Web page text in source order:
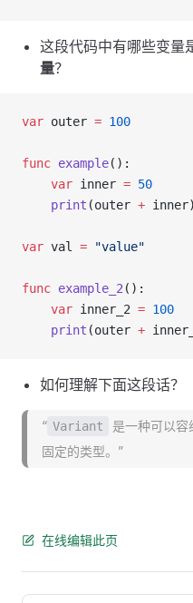
这段代码中有哪些变量
量？
var outer = 100
func example():
    var
inner = 50
    print
(outer + inner)
var val = "value"
func example_2 ():
    var
inner_2 = 100
    print
(outer +
如何理解下面这段话？
“ Variant
是一种可以容
固定的类型。”
在线编辑此页